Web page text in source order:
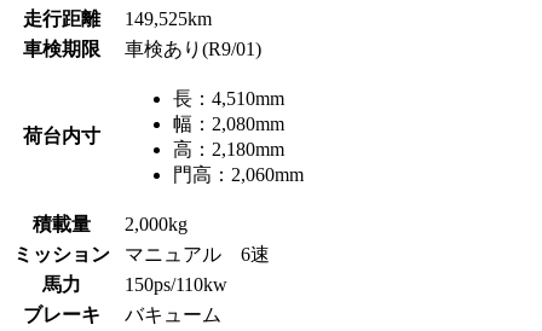
走行距離
149,525km
車検期限
車検あり(R9/01)
荷台内寸
長： 4,510mm
幅： 2,080mm
高： 2,180mm
門高： 2,060mm
積載量
2,000kg
ミッション
マニュアル 6速
馬力
150ps/110kw
ブレーキ
バキューム